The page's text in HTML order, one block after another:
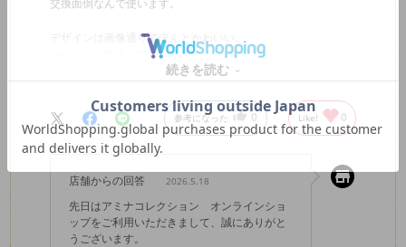
デザインは画像通りでほんとかわいい。
細かいもの収納して飾ってます。
こいつだけ小さいのが残念
オンライン、ミス多いから気をつけて欲しい
続きを読む
参考になった 0 Like! 0
店舗からの回答 2026.5.18
先日はアミナコレクション オンラインショ
ップをご利用いただきまして、誠にありがと
うございます。